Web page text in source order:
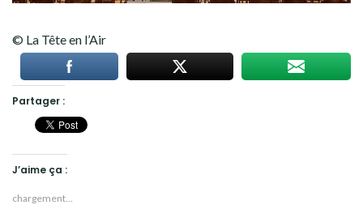
© La Tête en l’Air
Partager :
J’aime ça :
chargement…